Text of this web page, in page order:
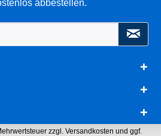
abbestellen.
zzgl. Versandkosten und ggf.